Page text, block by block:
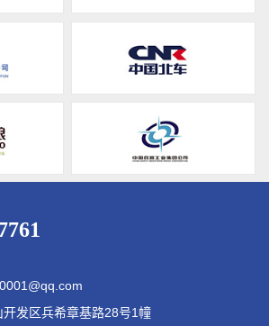
发区兵希章基路28号1幢